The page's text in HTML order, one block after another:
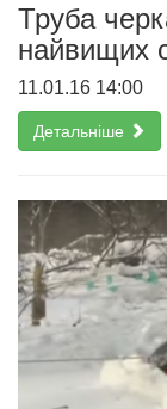
Труба
найвищих
11.01.16 14:00
Детальніше